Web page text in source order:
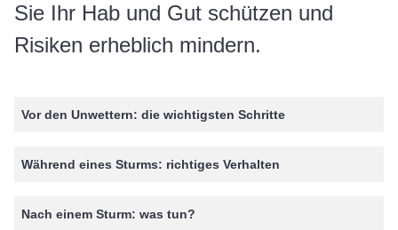
Sie Ihr Hab und Gut schützen und
Risiken erheblich mindern.
Vor den Unwettern: die wichtigsten Schritte
Während eines Sturms: richtiges Verhalten
Nach einem Sturm: was tun?